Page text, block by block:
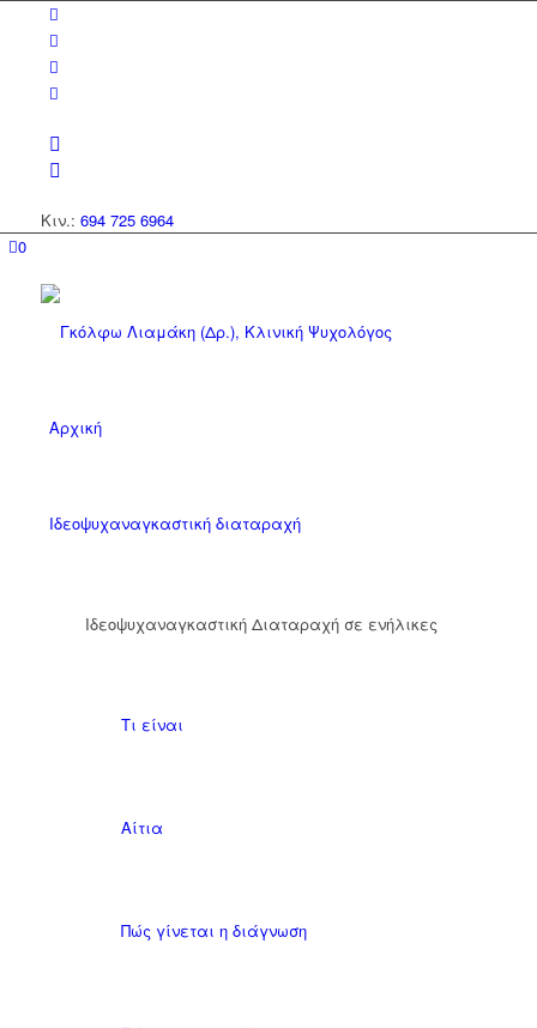
Κιν.: 694 725 6964
0
Αρχική
Ιδεοψυχαναγκαστική διαταραχή
Ιδεοψυχαναγκαστική Διαταραχή σε ενήλικες
Τι είναι
Αίτια
Πώς γίνεται η διάγνωση